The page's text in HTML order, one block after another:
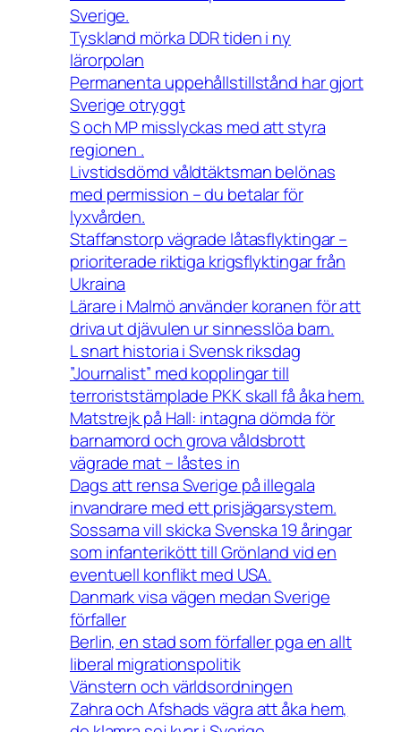
Sverige.
Tyskland mörka DDR tiden i ny
lärorpolan
Permanenta uppehållstillstånd har gjort
Sverige otryggt
S och MP misslyckas med att styra
regionen .
Livstidsdömd våldtäktsman belönas
med permission – du betalar för
lyxvården.
Staffanstorp vägrade låtasflyktingar –
prioriterade riktiga krigsflyktingar från
Ukraina
Lärare i Malmö använder koranen för att
driva ut djävulen ur sinnesslöa barn.
L snart historia i Svensk riksdag
”Journalist” med kopplingar till
terroriststämplade PKK skall få åka hem.
Matstrejk på Hall: intagna dömda för
barnamord och grova våldsbrott
vägrade mat – låstes in
Dags att rensa Sverige på illegala
invandrare med ett prisjägarsystem.
Sossarna vill skicka Svenska 19 åringar
som infanterikött till Grönland vid en
eventuell konflikt med USA.
Danmark visa vägen medan Sverige
förfaller
Berlin, en stad som förfaller pga en allt
liberal migrationspolitik
Vänstern och världsordningen
Zahra och Afshads vägra att åka hem,